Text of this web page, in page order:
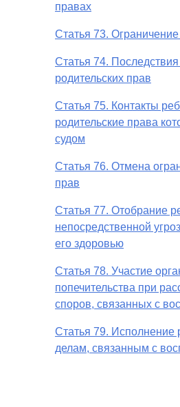
правах
Статья 73.
Статья 74.
родительских прав
Статья 75. Контакты
родительские права
судом
Статья 76. Отмена
прав
Статья 77. Отобрание
непосредственной
его здоровью
Статья 78. Участие
попечительства при
споров, связанных с
Статья 79. Исполнение
делам, связанным с